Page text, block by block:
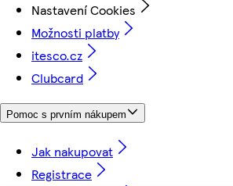
Nastavení Cookies
Možnosti platby
itesco.cz
Clubcard
Pomoc s prvním nákupem
Jak nakupovat
Registrace